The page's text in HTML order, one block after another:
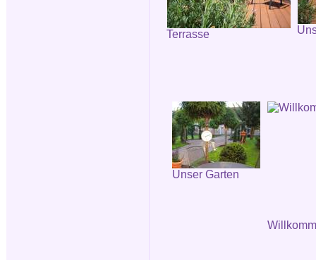
Terrasse
Unser Garten